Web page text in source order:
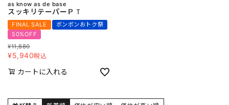
as know as de base
スッキリテーパーＰＴ
FINAL SALE
ボンボンおトク祭
50%OFF
¥11,880
¥5,940税込
カートに入れる